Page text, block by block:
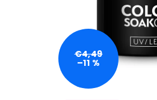
€4,49
–11 %